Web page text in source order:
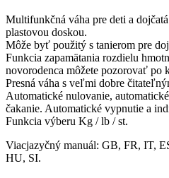
Multifunkčná váha pre deti a
plastovou doskou.
Môže byť použitý s tanierom pre
Funkcia zapamätania rozdielu
novorodenca môžete pozorovať po
Presná váha s veľmi dobre
Automatické nulovanie,
čakanie. Automatické vypnutie a
Funkcia výberu Kg / lb / st.
Viacjazyčný manuál: GB, FR, IT,
HU, SI.